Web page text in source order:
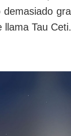
llama Tau Ceti.